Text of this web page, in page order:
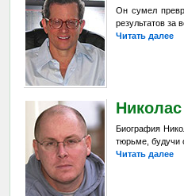
Он сумел
результатов за
Читать далее
Биография
тюрьме, будучи
Читать далее